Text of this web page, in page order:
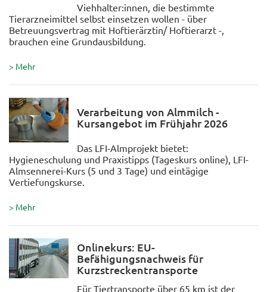
Viehhalter:innen, die bestimmte
Tierarzneimittel selbst einsetzen wollen - über
Betreuungsvertrag mit Hoftierärztin/ Hoftierarzt -,
brauchen eine Grundausbildung.
> Mehr
Verarbeitung von Almmilch -
Kursangebot im Frühjahr 2026
Das LFI-Almprojekt bietet:
Hygieneschulung und Praxistipps (Tageskurs online), LFI-
Almsennerei-Kurs (5 und 3 Tage) und eintägige
Vertiefungskurse.
> Mehr
Onlinekurs: EU-
Befähigungsnachweis für
Kurzstreckentransporte
Für Tiertransporte über 65 km ist der